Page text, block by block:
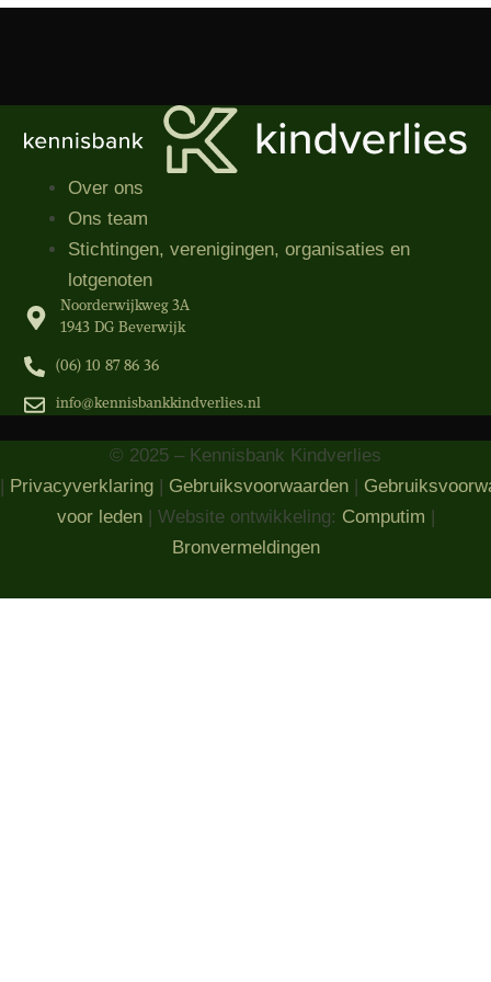
Over ons
Ons team
Stichtingen, verenigingen, organisaties​ en
lotgenoten
Noorderwijkweg 3A
1943 DG Beverwijk
(06) 10 87 86 36‬
info@kennisbankkindverlies.nl
© 2025 – Kennisbank Kindverlies
| Privacyverklaring | Gebruiksvoorwaarden |
voor leden| Website ontwikkeling: Computim |
Bronvermeldingen